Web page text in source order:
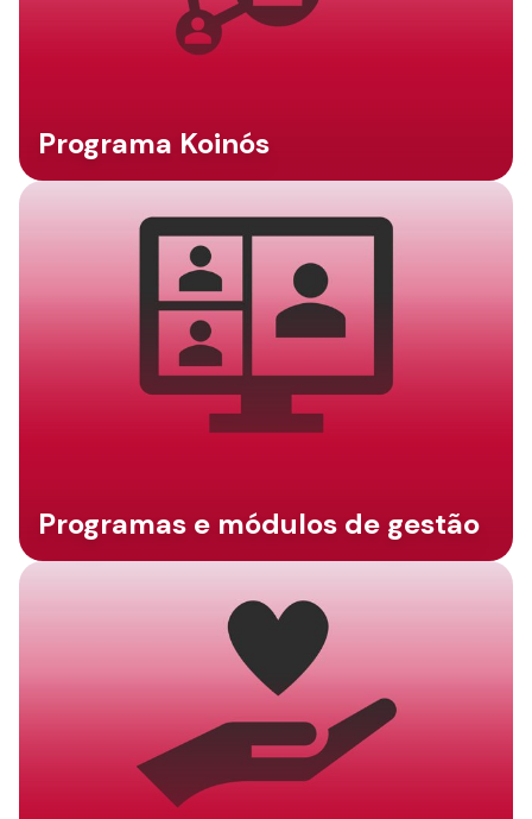
Programa Koinós
Programas e módulos de gestão